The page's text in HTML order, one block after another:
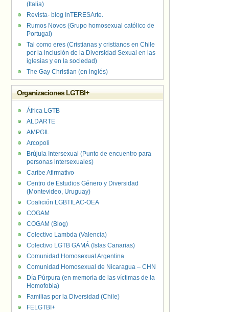
(Italia)
Revista- blog InTERESArte.
Rumos Novos (Grupo homosexual católico de
Portugal)
Tal como eres (Cristianas y cristianos en Chile
por la inclusión de la Diversidad Sexual en las
iglesias y en la sociedad)
The Gay Christian (en inglés)
Organizaciones LGTBI+
África LGTB
ALDARTE
AMPGIL
Arcopoli
Brújula Intersexual (Punto de encuentro para
personas intersexuales)
Caribe Afirmativo
Centro de Estudios Género y Diversidad
(Montevideo, Uruguay)
Coalición LGBTILAC-OEA
COGAM
COGAM (Blog)
Colectivo Lambda (Valencia)
Colectivo LGTB GAMÁ (Islas Canarias)
Comunidad Homosexual Argentina
Comunidad Homosexual de Nicaragua – CHN
Día Púrpura (en memoria de las víctimas de la
Homofobia)
Familias por la Diversidad (Chile)
FELGTBI+